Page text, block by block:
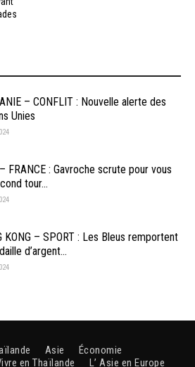
– CONFLIT : Nouvelle alerte des
Unies
FRANCE : Gavroche scrute pour vous
tour...
KONG – SPORT : Les Bleus remportent
d’argent...
Asie
Économie
en Thaïlande L’ Asie en Europe